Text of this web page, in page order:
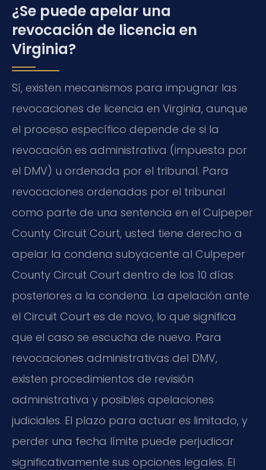
¿Se puede apelar una
revocación de licencia en
Virginia?
Sí, existen mecanismos para impugnar las
revocaciones de licencia en Virginia, aunque
el proceso específico depende de si la
revocación es administrativa (impuesta por
el DMV) u ordenada por el tribunal. Para
revocaciones ordenadas por el tribunal
como parte de una sentencia en el Culpeper
County Circuit Court, usted tiene derecho a
apelar la condena subyacente al Culpeper
County Circuit Court dentro de los 10 días
posteriores a la condena. La apelación ante
el Circuit Court es de novo, lo que significa
que el caso se escucha de nuevo. Para
revocaciones administrativas del DMV,
existen procedimientos de revisión
administrativa y posibles apelaciones
judiciales. El plazo para actuar es limitado, y
perder una fecha límite puede perjudicar
significativamente sus opciones legales. El